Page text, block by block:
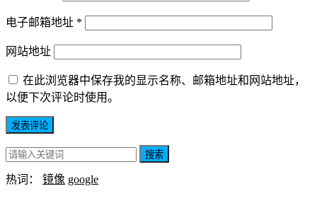
电子邮箱地址 *
网站地址
在此浏览器中保存我的显示名称、邮箱地址和网站地址，
以便下次评论时使用。
搜索
热词： 镜像 google